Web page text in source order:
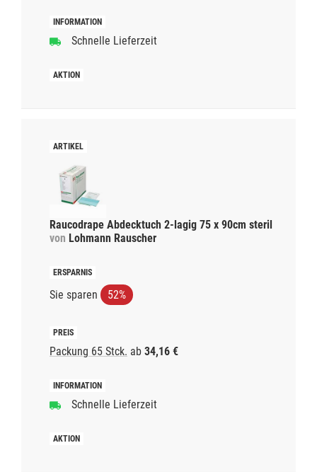
Schnelle Lieferzeit
Raucodrape Abdecktuch 2-lagig 75 x 90cm steril
von Lohmann Rauscher
Sie sparen 52%
Packung 65 Stck. ab 34,16 €
Schnelle Lieferzeit